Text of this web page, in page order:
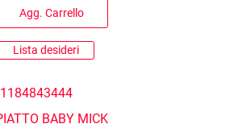
Agg. Carrello
Lista desideri
BABY MICK